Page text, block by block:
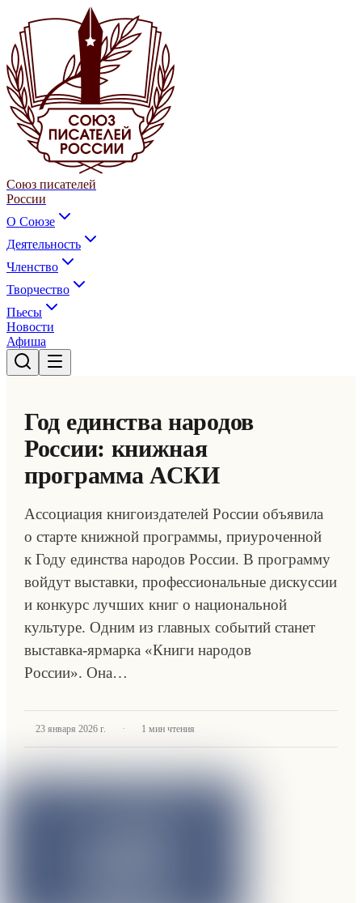
Союз писателей
России
О Союзе
Деятельность
Членство
Творчество
Пьесы
Новости
Афиша
Год единства народов
России: книжная
программа АСКИ
Ассоциация книгоиздателей России объявила
о старте книжной программы, приуроченной
к Году единства народов России. В программу
войдут выставки, профессиональные дискуссии
и конкурс лучших книг о национальной
культуре. Одним из главных событий станет
выставка-ярмарка «Книги народов
России». Она…
23 января 2026 г. · 1 мин чтения